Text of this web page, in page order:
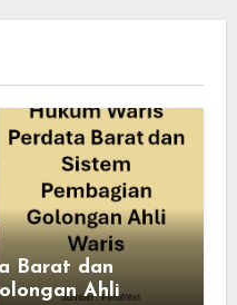
Barat dan
Ahli